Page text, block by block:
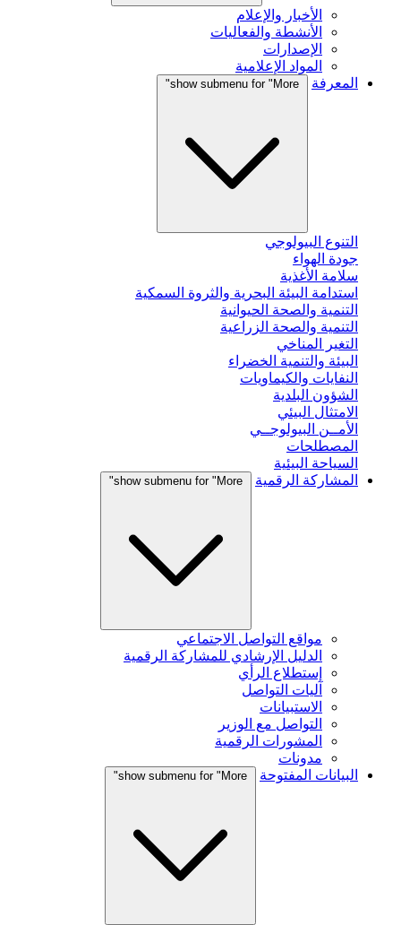
الأخبار والإعلام
الأنشطة والفعاليات
الإصدارات
المواد الإعلامية
المعرفة
show submenu for "More"
التنوع البيولوجي
جودة الهواء
سلامة الأغذية
استدامة البيئة البحرية والثروة السمكية
التنمية والصحة الحيوانية
التنمية والصحة الزراعية
التغير المناخي
البيئة والتنمية الخضراء
النفايات والكيماويات
الشؤون البلدية
الامتثال البيئي
الأمــن البيولوجــي
المصطلحات
السياحة البيئية
المشاركة الرقمية
show submenu for "More"
مواقع التواصل الاجتماعي
الدليل الإرشادي للمشاركة الرقمية
إستطلاع الرأي
آليات التواصل
الاستبيانات
التواصل مع الوزير
المشورات الرقمية
مدونات
البيانات المفتوحة
show submenu for "More"